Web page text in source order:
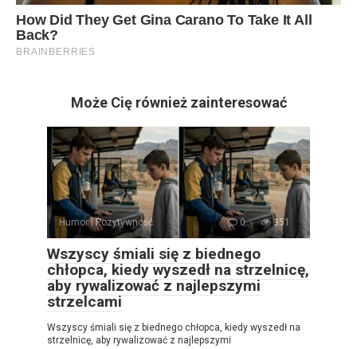
Może Cię również zainteresować
Humor i Pozytywność 0 351
Wszyscy śmiali się z biednego
chłopca, kiedy wyszedł na strzelnicę,
aby rywalizować z najlepszymi
strzelcami
Wszyscy śmiali się z biednego chłopca, kiedy wyszedł na
strzelnicę, aby rywalizować z najlepszymi